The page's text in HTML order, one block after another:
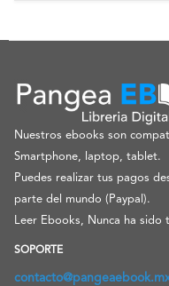
Nuestros ebooks son
Smartphone, laptop, tablet.
Puedes realizar tus pagos
parte del mundo (Paypal).
Leer Ebooks, Nunca ha sido
SOPORTE